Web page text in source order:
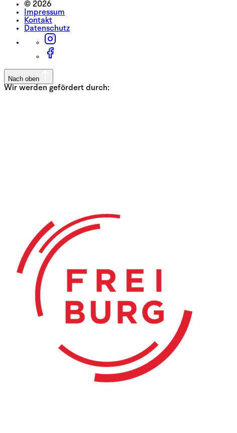
© 2026
Impressum
Kontakt
Datenschutz
Nach oben
Wir werden gefördert durch: